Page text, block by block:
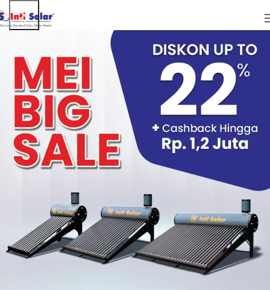
Disini Tempatnya Jual Pemanas Air
Berkualitas